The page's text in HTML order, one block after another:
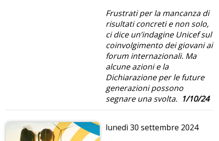
Frustrati per la mancanza di
risultati concreti e non solo,
ci dice un’indagine Unicef sul
coinvolgimento dei giovani ai
forum internazionali. Ma
alcune azioni e la
Dichiarazione per le future
generazioni possono
segnare una svolta. 1/10/24
lunedì30 settembre 2024